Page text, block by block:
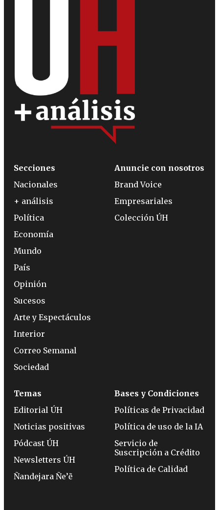
Secciones
Nacionales
+ análisis
Política
Economía
Mundo
País
Opinión
Sucesos
Arte y Espectáculos
Interior
Correo Semanal
Sociedad
Anuncie con nosotros
Brand Voice
Empresariales
Colección ÚH
Temas
Editorial ÚH
Noticias positivas
Pódcast ÚH
Newsletters ÚH
Ñandejara Ñe’ẽ
Bases y Condiciones
Políticas de Privacidad
Política de uso de la IA
Servicio de
Suscripción a Crédito
Política de Calidad